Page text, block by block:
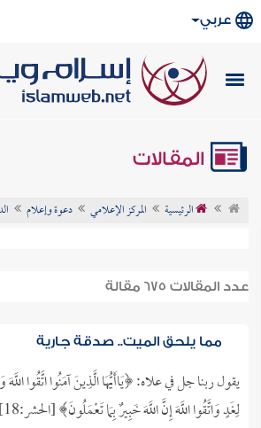
عربي
المقالات
الرئيسية المركز الإعلامي دعوة وإعلام
عدد المقالات 675 مقالة
مما يلحق الميت.. صدقة جارية
يقول ربنا جل في علاه: ﴿يَاأَيُّهَا الَّذِينَ آمَنُوا اتَّقُوا
لِغَدٍ وَاتَّقُوا اللَّهَ إِنَّ اللَّهَ خَبِيرٌ بِمَا تَعْمَلُونَ﴾ [الحشر:18]، وهذه..